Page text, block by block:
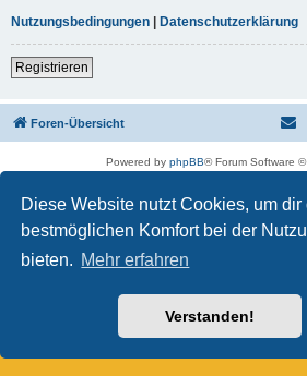
Diese Website nutzt Cookies, um dir
bestmöglichen Komfort bei der
bieten. Mehr erfahren
Verstanden!
Nutzungsbedingungen | Datenschutzerklärung
Registrieren
Foren-Übersicht
Powered by phpBB® Forum Software
Datenschutz|